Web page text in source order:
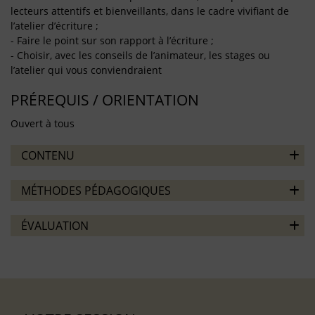
lecteurs attentifs et bienveillants, dans le cadre vivifiant de
l’atelier d’écriture ;
- Faire le point sur son rapport à l’écriture ;
- Choisir, avec les conseils de l’animateur, les stages ou
l’atelier qui vous conviendraient
PRÉREQUIS / ORIENTATION
Ouvert à tous
CONTENU
MÉTHODES PÉDAGOGIQUES
ÉVALUATION